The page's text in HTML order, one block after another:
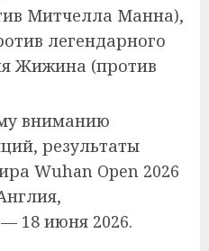
Митчелла Манна),
легендарного
Жижина (против
вниманию
результаты
Wuhan Open 2026
18 июня 2026.